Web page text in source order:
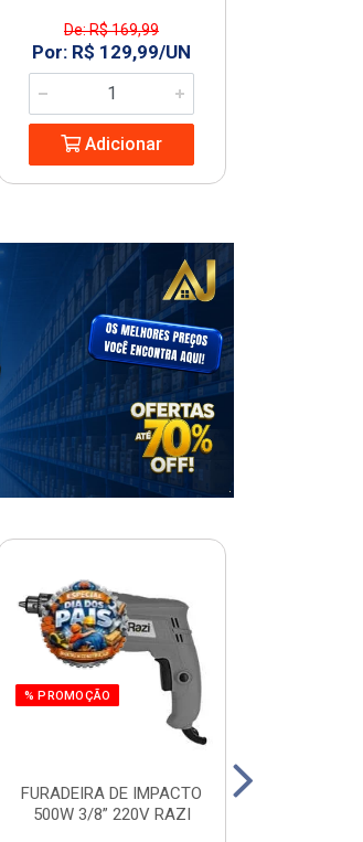
De: R$ 169,99
Por: R$ 129,99/UN
Adicionar
% PROMOÇÃO
FURADEIRA DE IMPACTO
500W 3/8” 220V RAZI